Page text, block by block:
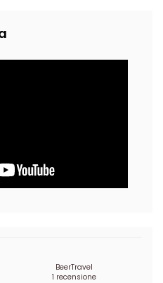
BeerTravel
1 recensione